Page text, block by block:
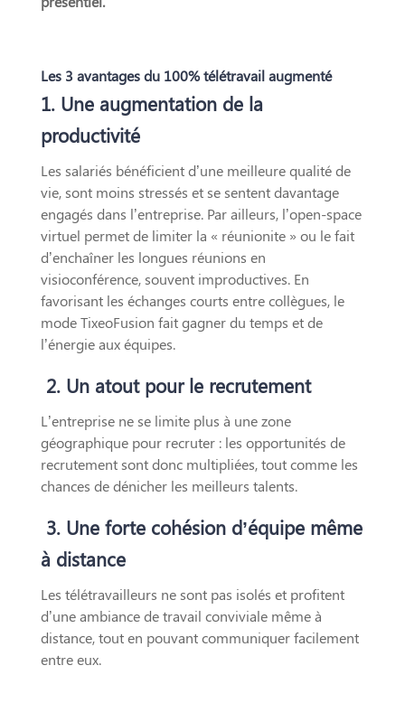
Les 3 avantages du 100% télétravail augmenté
1. Une augmentation de la
productivité
Les salariés bénéficient d’une meilleure qualité de
vie, sont moins stressés et se sentent davantage
engagés dans l’entreprise. Par ailleurs, l’open-space
virtuel permet de limiter la « réunionite » ou le fait
d’enchaîner les longues réunions en
visioconférence, souvent improductives. En
favorisant les échanges courts entre collègues, le
mode TixeoFusion fait gagner du temps et de
l’énergie aux équipes.
2. Un atout pour le recrutement
L’entreprise ne se limite plus à une zone
géographique pour recruter : les opportunités de
recrutement sont donc multipliées, tout comme les
chances de dénicher les meilleurs talents.
3. Une forte cohésion d’équipe même
à distance
Les télétravailleurs ne sont pas isolés et profitent
d’une ambiance de travail conviviale même à
distance, tout en pouvant communiquer facilement
entre eux.